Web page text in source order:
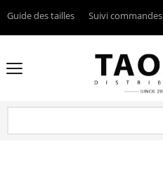
Guide des tailles Suivi commandes